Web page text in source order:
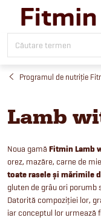
conținut
Programul de nutriție
Lamb
Noua gamă Fitmin Lamb
orez, mazăre, carne de
toate rasele și mărimile
gluten de grâu ori porumb
Datorită compoziției lor,
iar conceptul lor urmează